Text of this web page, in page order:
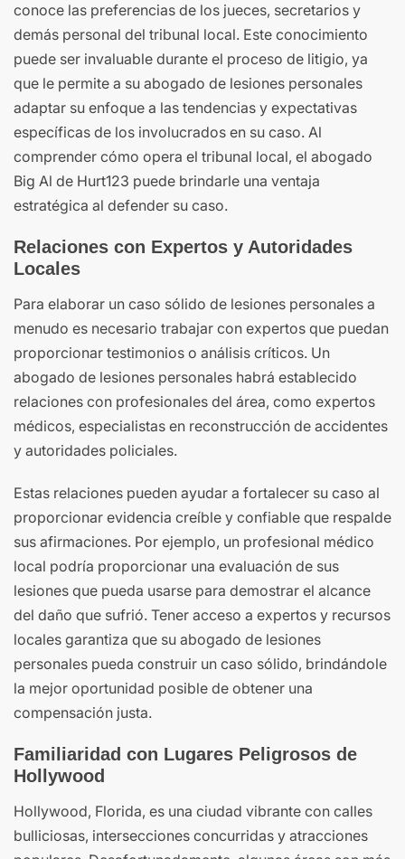
conoce las preferencias de los jueces, secretarios y
demás personal del tribunal local. Este conocimiento
puede ser invaluable durante el proceso de litigio, ya
que le permite a su abogado de lesiones personales
adaptar su enfoque a las tendencias y expectativas
específicas de los involucrados en su caso. Al
comprender cómo opera el tribunal local, el abogado
Big Al de Hurt123 puede brindarle una ventaja
estratégica al defender su caso.
Relaciones con Expertos y Autoridades
Locales
Para elaborar un caso sólido de lesiones personales a
menudo es necesario trabajar con expertos que puedan
proporcionar testimonios o análisis críticos. Un
abogado de lesiones personales habrá establecido
relaciones con profesionales del área, como expertos
médicos, especialistas en reconstrucción de accidentes
y autoridades policiales.
Estas relaciones pueden ayudar a fortalecer su caso al
proporcionar evidencia creíble y confiable que respalde
sus afirmaciones. Por ejemplo, un profesional médico
local podría proporcionar una evaluación de sus
lesiones que pueda usarse para demostrar el alcance
del daño que sufrió. Tener acceso a expertos y recursos
locales garantiza que su abogado de lesiones
personales pueda construir un caso sólido, brindándole
la mejor oportunidad posible de obtener una
compensación justa.
Familiaridad con Lugares Peligrosos de
Hollywood
Hollywood, Florida, es una ciudad vibrante con calles
bulliciosas, intersecciones concurridas y atracciones